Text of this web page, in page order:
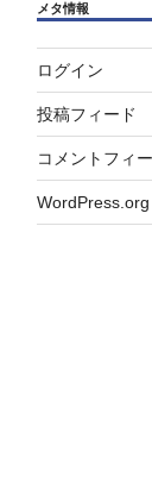
メタ情報
ログイン
投稿フィード
コメントフィ
WordPress.org